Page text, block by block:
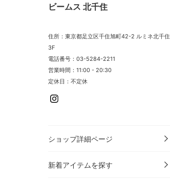
ビームス 北千住
住所：東京都足立区千住旭町42-2 ルミネ北千住
3F
電話番号：03-5284-2211
営業時間：11:00 - 20:30
定休日：不定休
ショップ詳細ページ
新着アイテムを探す